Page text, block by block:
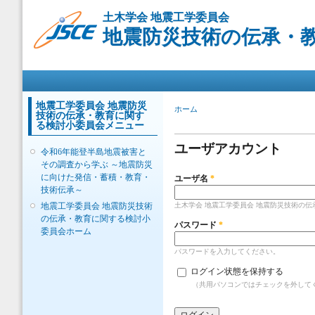
ン
コ
土木学会 地震工学委員会
地震防災技術の伝承・
地震工学委員会 地震防災
技術の伝承・教育に関す
る検討小委員会メニュー
令和6年能登半島地震被害と
その調査から学ぶ ～地震防災
に向けた発信・蓄積・教育・
技術伝承～
地震工学委員会 地震防災技術
の伝承・教育に関する検討小
委員会ホーム
現在地
ホーム
ユーザアカウント
ユーザ名 *
土木学会 地震工学委員会 地震防災技術の
パスワード *
パスワードを入力してください。
ログイン状態を保持する
（共用パソコンではチェックを外して